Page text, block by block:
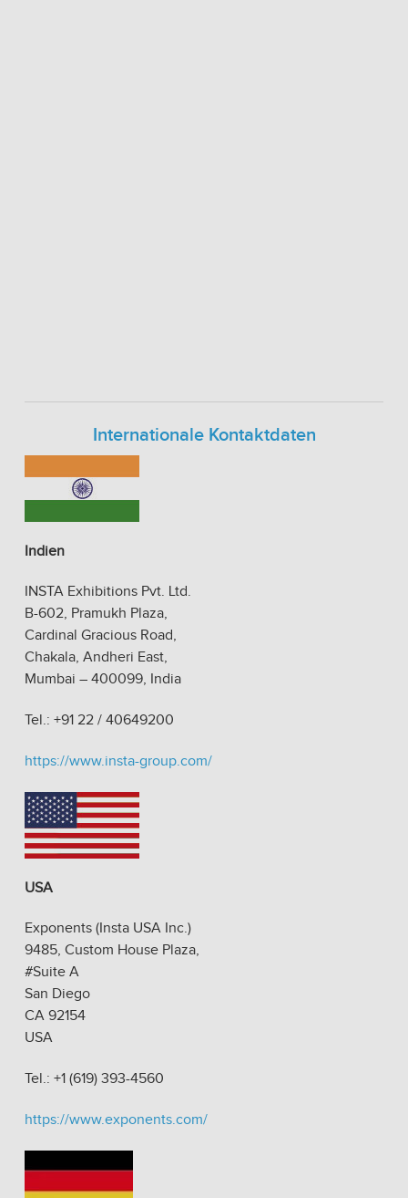
Internationale Kontaktdaten
Indien
INSTA Exhibitions Pvt. Ltd.
B-602, Pramukh Plaza,
Cardinal Gracious Road,
Chakala, Andheri East,
Mumbai – 400099, India
Tel.: +91 22 / 40649200
https://www.insta-group.com/
USA
Exponents (Insta USA Inc.)
9485, Custom House Plaza,
#Suite A
San Diego
CA 92154
USA
Tel.: +1 (619) 393-4560
https://www.exponents.com/